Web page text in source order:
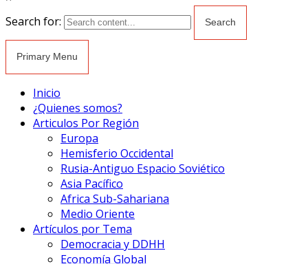
Search for:
Primary Menu
Inicio
¿Quienes somos?
Articulos Por Región
Europa
Hemisferio Occidental
Rusia-Antiguo Espacio Soviético
Asia Pacífico
Africa Sub-Sahariana
Medio Oriente
Artículos por Tema
Democracia y DDHH
Economía Global